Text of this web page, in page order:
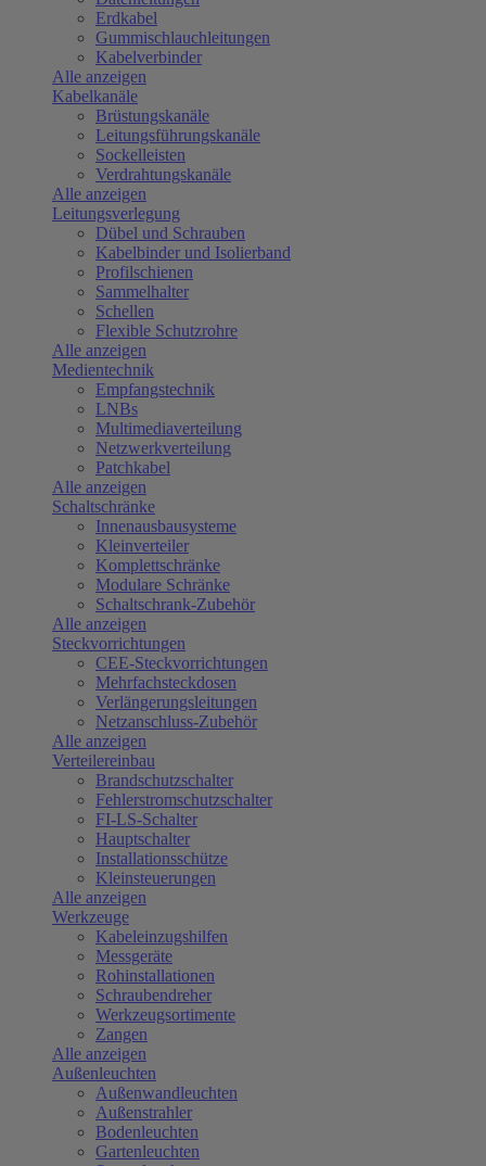
Erdkabel
Gummischlauchleitungen
Kabelverbinder
Alle anzeigen
Kabelkanäle
Brüstungskanäle
Leitungsführungskanäle
Sockelleisten
Verdrahtungskanäle
Alle anzeigen
Leitungsverlegung
Dübel und Schrauben
Kabelbinder und Isolierband
Profilschienen
Sammelhalter
Schellen
Flexible Schutzrohre
Alle anzeigen
Medientechnik
Empfangstechnik
LNBs
Multimediaverteilung
Netzwerkverteilung
Patchkabel
Alle anzeigen
Schaltschränke
Innenausbausysteme
Kleinverteiler
Komplettschränke
Modulare Schränke
Schaltschrank-Zubehör
Alle anzeigen
Steckvorrichtungen
CEE-Steckvorrichtungen
Mehrfachsteckdosen
Verlängerungsleitungen
Netzanschluss-Zubehör
Alle anzeigen
Verteilereinbau
Brandschutzschalter
Fehlerstromschutzschalter
FI-LS-Schalter
Hauptschalter
Installationsschütze
Kleinsteuerungen
Alle anzeigen
Werkzeuge
Kabeleinzugshilfen
Messgeräte
Rohinstallationen
Schraubendreher
Werkzeugsortimente
Zangen
Alle anzeigen
Außenleuchten
Außenwandleuchten
Außenstrahler
Bodenleuchten
Gartenleuchten